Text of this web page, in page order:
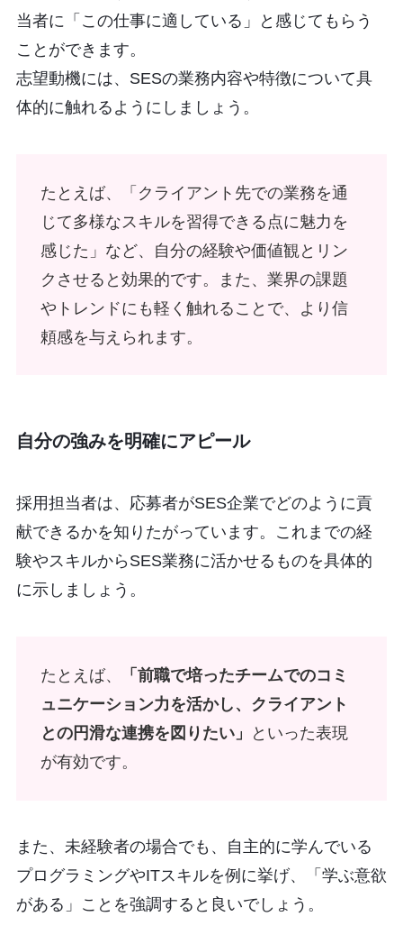
当者に「この仕事に適している」と感じてもらう
ことができます。
志望動機には、SESの業務内容や特徴について具
体的に触れるようにしましょう。
たとえば、「クライアント先での業務を通
じて多様なスキルを習得できる点に魅力を
感じた」など、自分の経験や価値観とリン
クさせると効果的です。また、業界の課題
やトレンドにも軽く触れることで、より信
頼感を与えられます。
自分の強みを明確にアピール
採用担当者は、応募者がSES企業でどのように貢
献できるかを知りたがっています。これまでの経
験やスキルからSES業務に活かせるものを具体的
に示しましょう。
たとえば、
「前職で培ったチームでのコミ
ュニケーション力を活かし、クライアント
との円滑な連携を図りたい」
といった表現
が有効です。
また、未経験者の場合でも、自主的に学んでいる
プログラミングやITスキルを例に挙げ、「学ぶ意欲
がある」ことを強調すると良いでしょう。